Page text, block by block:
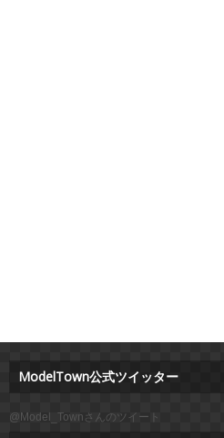
ModelTown公式ツイッター
@Model_Townさんのツイート